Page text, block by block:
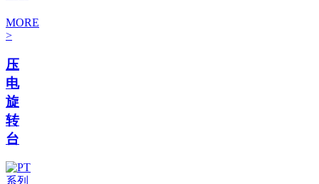
MORE
>
压
电
旋
转
台